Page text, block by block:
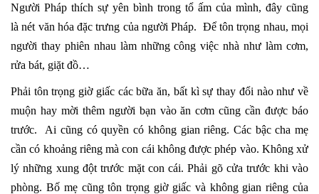
Người Pháp thích sự yên bình trong tổ ấm của mình, đây cũng
là nét văn hóa đặc trưng của người Pháp. Để tôn trọng nhau, mọi
người thay phiên nhau làm những công việc nhà như làm cơm,
rửa bát, giặt đồ…
Phải tôn trọng giờ giấc các bữa ăn, bất kì sự thay đổi nào như về
muộn hay mời thêm người bạn vào ăn cơm cũng cần được báo
trước. Ai cũng có quyền có không gian riêng. Các bậc cha mẹ
cần có khoảng riêng mà con cái không được phép vào. Không xử
lý những xung đột trước mặt con cái. Phải gõ cửa trước khi vào
phòng. Bố mẹ cũng tôn trọng giờ giấc và không gian riêng của